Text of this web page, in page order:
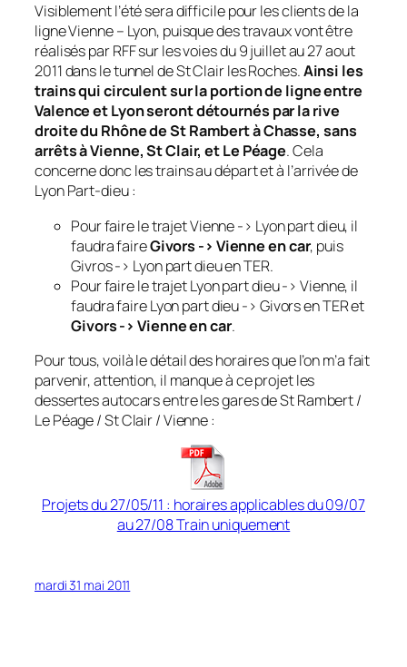
Visiblement l’été sera difficile pour les clients de la
ligne Vienne – Lyon, puisque des travaux vont être
réalisés par RFF sur les voies du 9 juillet au 27 aout
2011 dans le tunnel de St Clair les Roches.Ainsi les
trains qui circulent sur la portion de ligne entre
Valence et Lyon seront détournés par la rive
droite du Rhône de St Rambert à Chasse, sans
arrêts à Vienne, St Clair, et Le Péage. Cela
concerne donc les trains au départ et à l’arrivée de
Lyon Part-dieu :
Pour faire le trajet Vienne -> Lyon part dieu, il
faudra faireGivors -> Vienne en car, puis
Givros -> Lyon part dieu en TER.
Pour faire le trajet Lyon part dieu -> Vienne, il
faudra faire Lyon part dieu -> Givors en TER et
Givors -> Vienne en car.
Pour tous, voilà le détail des horaires que l’on m’a fait
parvenir, attention, il manque à ce projet les
dessertes autocars entre les gares de St Rambert /
Le Péage / St Clair / Vienne :
Projets du 27/05/11 : horaires applicables du 09/07
au 27/08 Train uniquement
mardi 31 mai 2011